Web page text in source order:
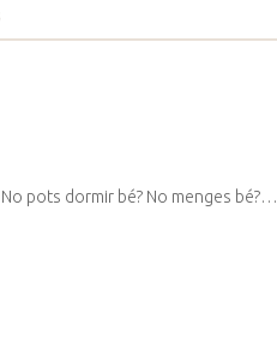
pots dormir bé? No menges bé?…